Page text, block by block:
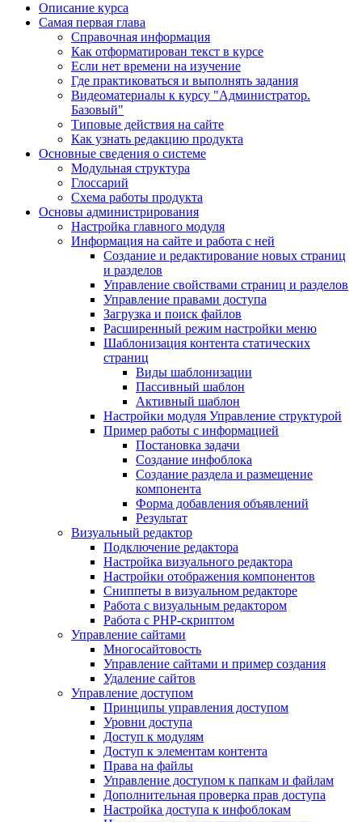
Описание курса
Самая первая глава
Справочная информация
Как отформатирован текст в курсе
Если нет времени на изучение
Где практиковаться и выполнять задания
Видеоматериалы к курсу "Администратор.
Базовый"
Типовые действия на сайте
Как узнать редакцию продукта
Основные сведения о системе
Модульная структура
Глоссарий
Схема работы продукта
Основы администрирования
Настройка главного модуля
Информация на сайте и работа с ней
Создание и редактирование новых страниц
и разделов
Управление свойствами страниц и разделов
Управление правами доступа
Загрузка и поиск файлов
Расширенный режим настройки меню
Шаблонизация контента статических
страниц
Виды шаблонизации
Пассивный шаблон
Активный шаблон
Настройки модуля Управление структурой
Пример работы с информацией
Постановка задачи
Создание инфоблока
Создание раздела и размещение
компонента
Форма добавления объявлений
Результат
Визуальный редактор
Подключение редактора
Настройка визуального редактора
Настройки отображения компонентов
Сниппеты в визуальном редакторе
Работа с визуальным редактором
Работа с PHP-скриптом
Управление сайтами
Многосайтовость
Управление сайтами и пример создания
Удаление сайтов
Управление доступом
Принципы управления доступом
Уровни доступа
Доступ к модулям
Доступ к элементам контента
Права на файлы
Управление доступом к папкам и файлам
Дополнительная проверка прав доступа
Настройка доступа к инфоблокам